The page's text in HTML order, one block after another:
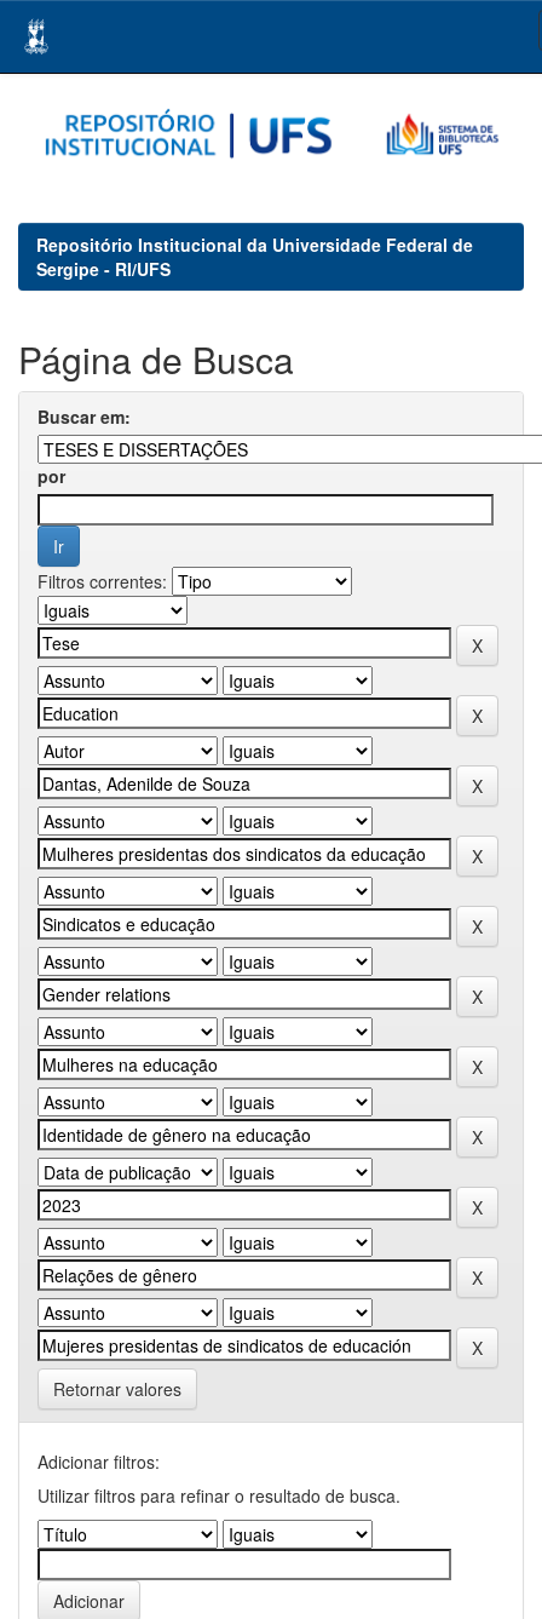
navigation
Repositório Institucional da Universidade Federal de
Sergipe - RI/UFS
Página de Busca
Buscar em:
por
Filtros correntes:
Retornar valores
Adicionar filtros:
Utilizar filtros para refinar o resultado de busca.